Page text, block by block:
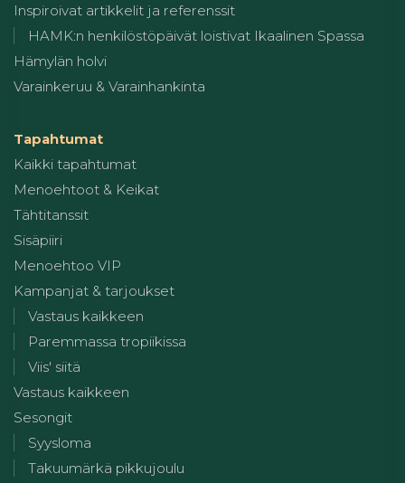
Inspiroivat artikkelit ja referenssit
HAMK:n henkilöstöpäivät loistivat Ikaalinen Spassa
Hämylän holvi
Varainkeruu & Varainhankinta
Tapahtumat
Kaikki tapahtumat
Menoehtoot & Keikat
Tähtitanssit
Sisäpiiri
Menoehtoo VIP
Kampanjat & tarjoukset
Vastaus kaikkeen
Paremmassa tropiikissa
Viis' siitä
Vastaus kaikkeen
Sesongit
Syysloma
Takuumärkä pikkujoulu